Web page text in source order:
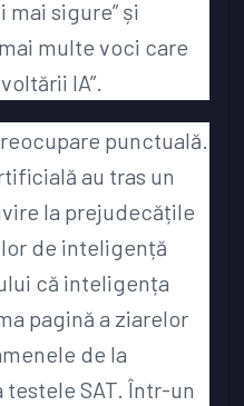
sigure” și
multe voci care
IA”.
punctuală.
au tras un
la prejudecățile
de inteligență
că inteligența
pagină a ziarelor
de la
SAT. Într-un